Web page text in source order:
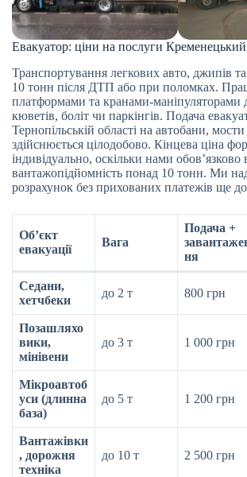
Евакуатор: ціни на послуги
Транспортування легкових авто, джипів
10 тонн після ДТП або при поломках.
платформами та кранами-маніпуляторами
кюветів, боліт чи паркінгів. Подача
Тернопільській області на автобани, мости
здійснюється цілодобово. Кінцева ціна
індивідуально, оскільки нами обов’язково
вантажопідйомність понад 10 тонн. Ми
розрахунок без прихованих платежів ще
Об’єкт
евакуації
Вага
Подача +
ня
Седани,
хетчбеки
до 2 т 800 грн
Позашляхо
вики,
мінівени
до 3 т 1 000 грн
Мікроавтоб
уси (длинна
база)
до 5 т 1 200 грн
Вантажівки
, дорожня
техніка
до 10 т 2 500 грн